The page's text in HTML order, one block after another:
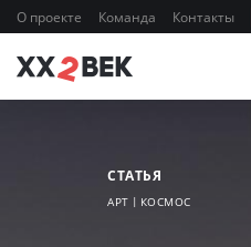
О проекте Команда Контакты
СТАТЬЯ
АРТ КОСМОС